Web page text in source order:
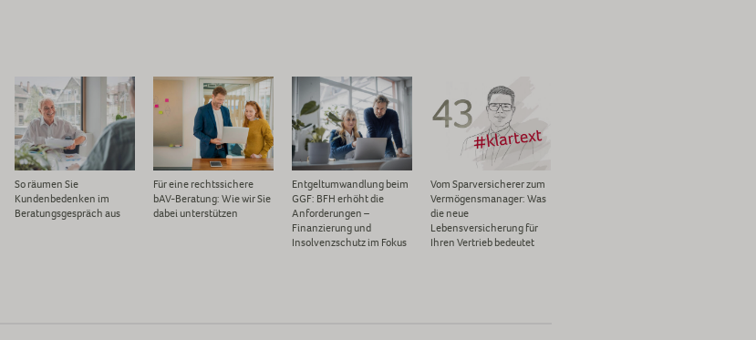
So räumen Sie
Kundenbedenken im
Beratungsgespräch aus
Für eine rechtssichere
bAV-Beratung: Wie wir Sie
dabei unterstützen
Entgeltumwandlung beim
GGF: BFH erhöht die
Anforderungen –
Finanzierung und
Insolvenzschutz im Fokus
Vom Sparversicherer zum
Vermögensmanager: Was
die neue
Lebensversicherung für
Ihren Vertrieb bedeutet